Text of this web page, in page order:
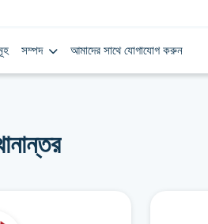
সম্পদ আমাদের সাথে যোগাযোগ করুন